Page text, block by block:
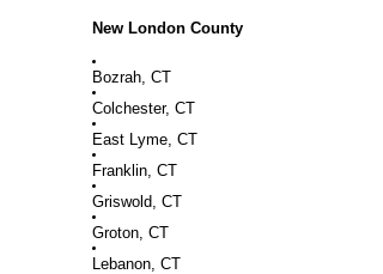
New London County
Bozrah, CT
Colchester, CT
East Lyme, CT
Franklin, CT
Griswold, CT
Groton, CT
Lebanon, CT